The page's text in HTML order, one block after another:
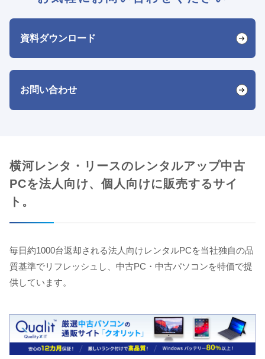
資料ダウンロード
お問い合わせ
横河レンタ・リースのレンタルアップ中古
PCを法人向け、個人向けに販売するサイ
ト。
毎日約1000台返却される法人向けレンタルPCを当社独自の品
質基準でリフレッシュし、中古PC・中古パソコンを特価で提
供しています。